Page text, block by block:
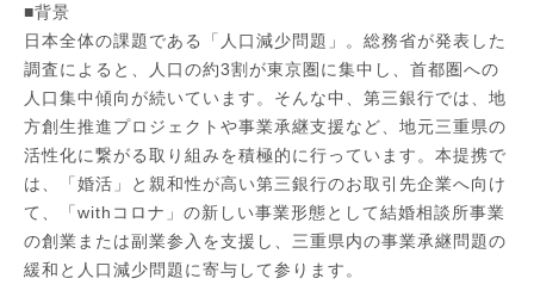
■背景
日本全体の課題である「人口減少問題」。総務省が発表した
調査によると、人口の約3割が東京圏に集中し、首都圏への
人口集中傾向が続いています。そんな中、第三銀行では、地
方創生推進プロジェクトや事業承継支援など、地元三重県の
活性化に繋がる取り組みを積極的に行っています。本提携で
は、「婚活」と親和性が高い第三銀行のお取引先企業へ向け
て、「withコロナ」の新しい事業形態として結婚相談所事業
の創業または副業参入を支援し、三重県内の事業承継問題の
緩和と人口減少問題に寄与して参ります。